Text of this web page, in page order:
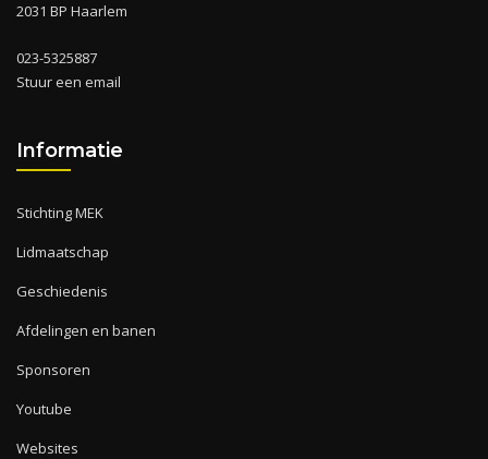
2031 BP Haarlem
023-5325887
Stuur een email
Informatie
Stichting MEK
Lidmaatschap
Geschiedenis
Afdelingen en banen
Sponsoren
Youtube
Websites